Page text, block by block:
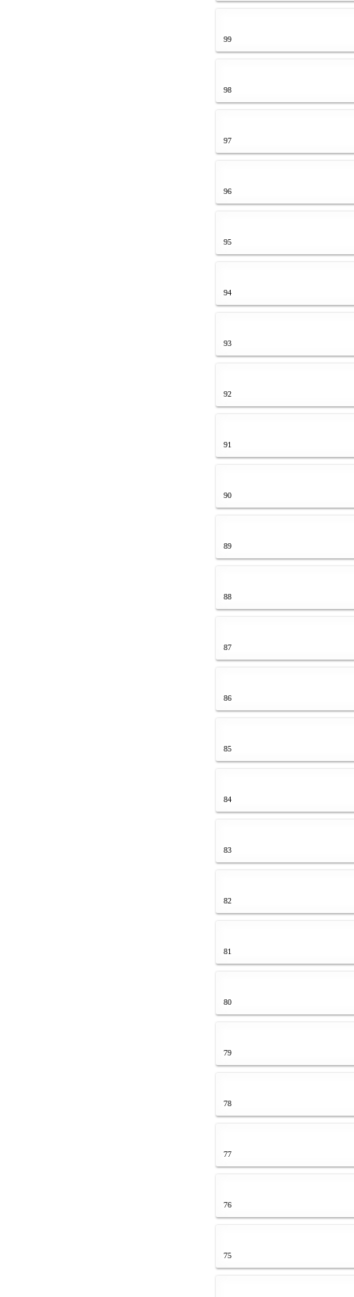
99
98
97
96
95
94
93
92
91
90
89
88
87
86
85
84
83
82
81
80
79
78
77
76
75